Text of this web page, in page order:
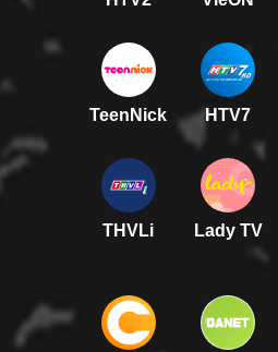
TeenNick HTV7
THVLi Lady TV